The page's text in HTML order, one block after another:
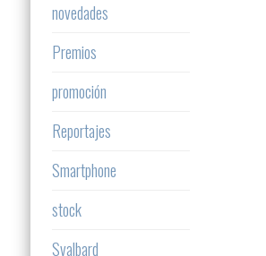
novedades
Premios
promoción
Reportajes
Smartphone
stock
Svalbard